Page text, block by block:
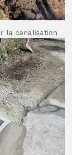
la canalisation